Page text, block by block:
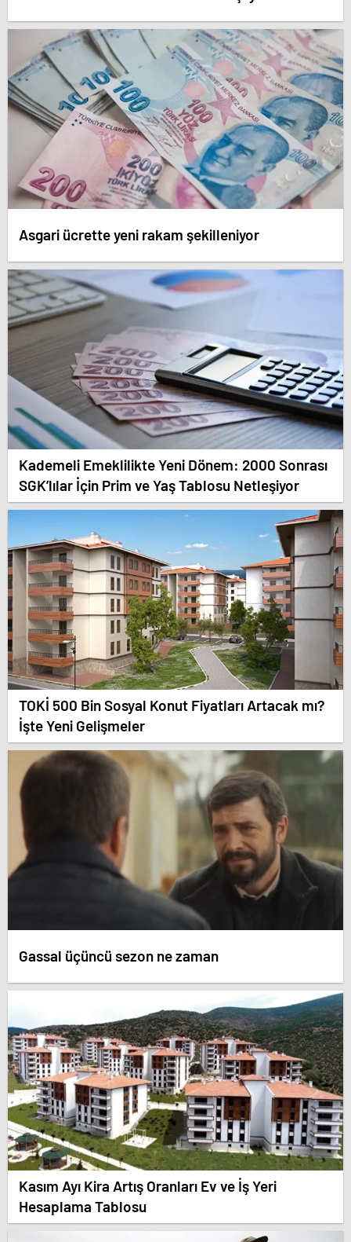
Asgari ücrette yeni rakam şekilleniyor
Kademeli Emeklilikte Yeni Dönem: 2000 Sonrası
SGK’lılar İçin Prim ve Yaş Tablosu Netleşiyor
TOKİ 500 Bin Sosyal Konut Fiyatları Artacak mı?
İşte Yeni Gelişmeler
Gassal üçüncü sezon ne zaman
Kasım Ayı Kira Artış Oranları Ev ve İş Yeri
Hesaplama Tablosu